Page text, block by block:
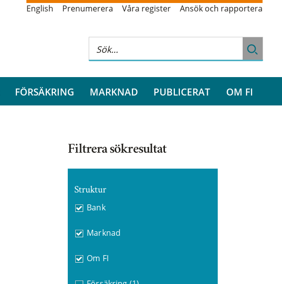
English Prenumerera Våra register Ansök och rapportera
FÖRSÄKRING MARKNAD PUBLICERAT OM FI
Filtrera sökresultat
Struktur
Bank
Marknad
Om FI